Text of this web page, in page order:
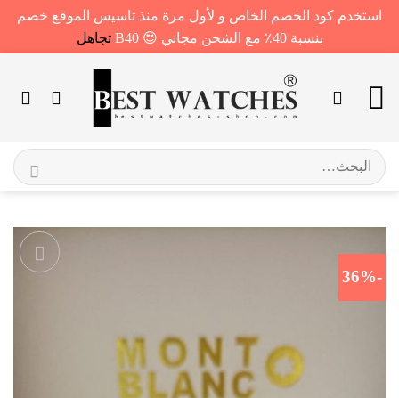
استخدم كود الخصم الخاص و لأول مرة منذ تاسيس الموقع خصم
بنسبة 40٪ مع الشحن مجاني 😍 B40
تجاهل
للمحتوى
البحث
عن:
-36%